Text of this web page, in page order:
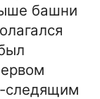
башни
следящим